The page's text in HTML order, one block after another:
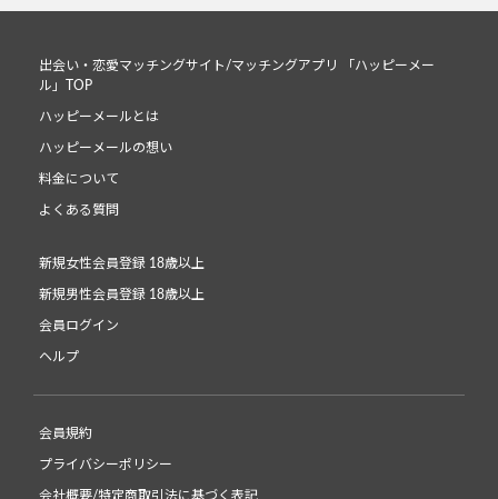
出会い・恋愛マッチングサイト/マッチングアプリ 「ハッピーメー
ル」TOP
ハッピーメールとは
ハッピーメールの想い
料金について
よくある質問
新規女性会員登録 18歳以上
新規男性会員登録 18歳以上
会員ログイン
ヘルプ
会員規約
プライバシーポリシー
会社概要/特定商取引法に基づく表記